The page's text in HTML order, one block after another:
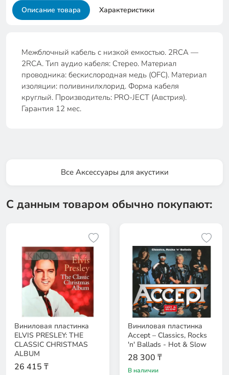
Описание товара Характеристики
Межблочный кабель с низкой емкостью. 2RCA —
2RCA. Тип аудио кабеля: Стерео. Материал
проводника: бескислородная медь (OFC). Материал
изоляции: поливинилхлорид. Форма кабеля
круглый. Производитель: PRO-JECT (Австрия).
Гарантия 12 мес.
Все Аксессуары для акустики
С данным товаром обычно покупают:
Виниловая пластинка
ELVIS PRESLEY: THE
CLASSIC CHRISTMAS
ALBUM
26 415 ₸
Виниловая пластинка
Accept – Classics, Rocks
'n' Ballads - Hot & Slow
28 300 ₸
В наличии